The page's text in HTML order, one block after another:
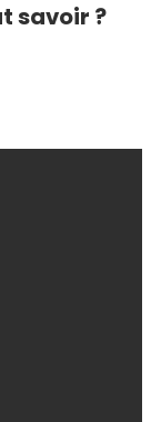
savoir ?